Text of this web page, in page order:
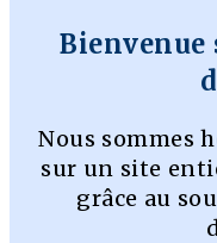
Bienvenue
Nous sommes
sur un site
grâce au